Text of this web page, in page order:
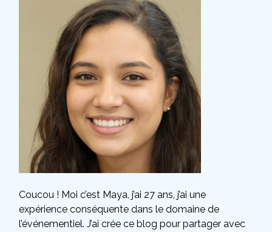
Coucou ! Moi c’est Maya, j’ai 27 ans, j’ai une
expérience conséquente dans le domaine de
l’événementiel. J’ai crée ce blog pour partager avec